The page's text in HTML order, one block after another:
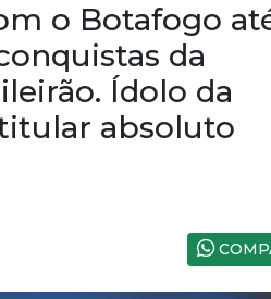
o Botafogo
da
Ídolo da
absoluto